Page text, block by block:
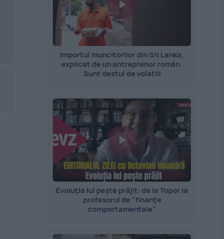
Importul muncitorilor din Sri Lanka,
explicat de un antreprenor român.
Sunt destul de volatili
Evoluția lui pește prăjit: de la Topor la
profesorul de ”finanțe
comportamentale”